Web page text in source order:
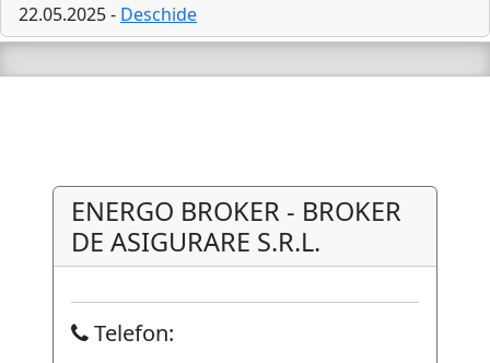
22.05.2025 - Deschide
ENERGO BROKER - BROKER
DE ASIGURARE S.R.L.
Telefon: